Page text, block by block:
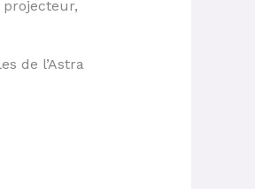
de l’Astra